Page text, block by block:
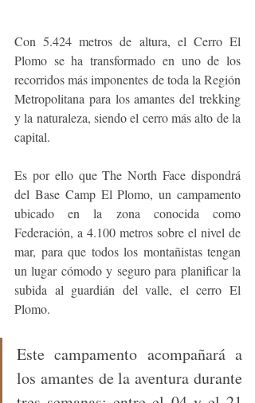
Con 5.424 metros de altura, el Cerro El
Plomo se ha transformado en uno de los
recorridos más imponentes de toda la Región
Metropolitana para los amantes del trekking
y la naturaleza, siendo el cerro más alto de la
capital.
Es por ello que The North Face dispondrá
del Base Camp El Plomo, un campamento
ubicado en la zona conocida como
Federación, a 4.100 metros sobre el nivel de
mar, para que todos los montañistas tengan
un lugar cómodo y seguro para planificar la
subida al guardián del valle, el cerro El
Plomo.
Este campamento acompañará a
los amantes de la aventura durante